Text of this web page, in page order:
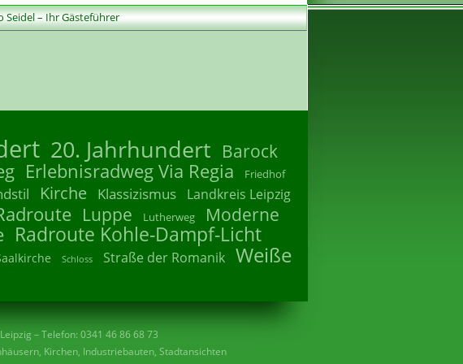
Seidel – Ihr Gästeführer
20. Jahrhundert Barock
Erlebnisradweg Via Regia Friedhof
Kirche Klassizismus Landkreis Leipzig
Luppe Lutherweg Moderne
Radroute Kohle-Dampf-Licht
Schloss Straße der Romanik Weiße
– Telefon: 0341 46 86 68 73
Kirchen, Industriebauten, Stadtansichten